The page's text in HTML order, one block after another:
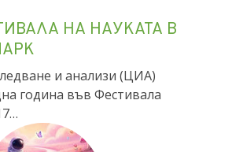
НА НАУКАТА В
и анализи (ЦИА)
година във Фестивала